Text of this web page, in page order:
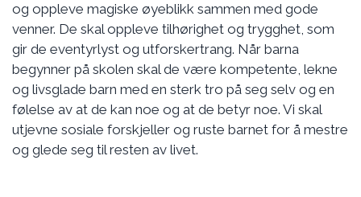
og oppleve magiske øyeblikk sammen med gode
venner. De skal oppleve tilhørighet og trygghet, som
gir de eventyrlyst og utforskertrang. Når barna
begynner på skolen skal de være kompetente, lekne
og livsglade barn med en sterk tro på seg selv og en
følelse av at de kan noe og at de betyr noe. Vi skal
utjevne sosiale forskjeller og ruste barnet for å mestre
og glede seg til resten av livet.